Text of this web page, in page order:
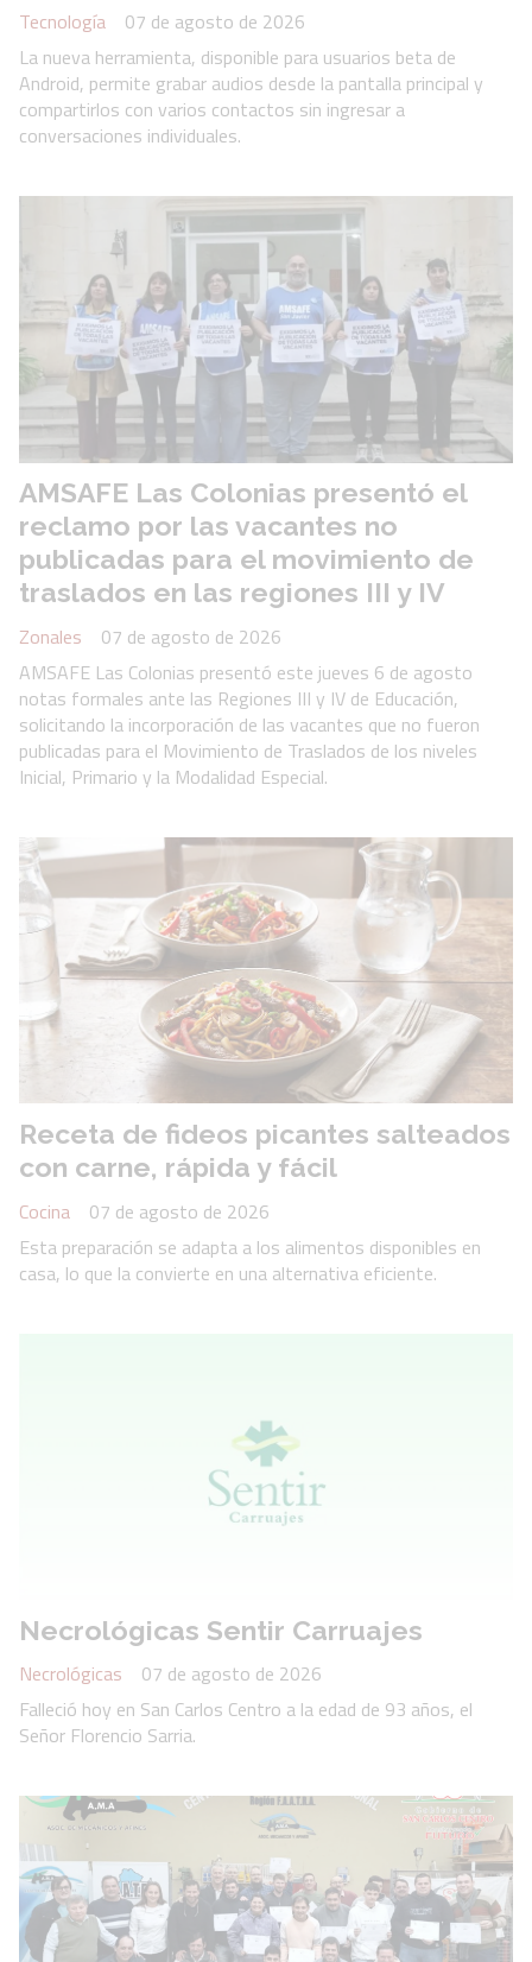
Tecnología
07 de agosto de 2026
La nueva herramienta, disponible para usuarios beta de
Android, permite grabar audios desde la pantalla principal y
compartirlos con varios contactos sin ingresar a
conversaciones individuales.
AMSAFE Las Colonias presentó el
reclamo por las vacantes no
publicadas para el movimiento de
traslados en las regiones III y IV
Zonales
07 de agosto de 2026
AMSAFE Las Colonias presentó este jueves 6 de agosto
notas formales ante las Regiones III y IV de Educación,
solicitando la incorporación de las vacantes que no fueron
publicadas para el Movimiento de Traslados de los niveles
Inicial, Primario y la Modalidad Especial.
Receta de fideos picantes salteados
con carne, rápida y fácil
Cocina
07 de agosto de 2026
Esta preparación se adapta a los alimentos disponibles en
casa, lo que la convierte en una alternativa eficiente.
Necrológicas Sentir Carruajes
Necrológicas
07 de agosto de 2026
Falleció hoy en San Carlos Centro a la edad de 93 años, el
Señor Florencio Sarria.